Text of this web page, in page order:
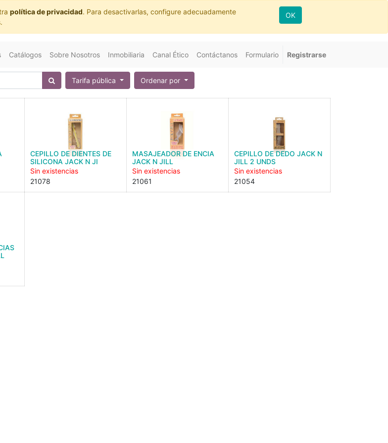
política de privacidad. Para desactivarlas, configure adecuadamente
OK
Catálogos Sobre Nosotros Inmobiliaria Canal Ético Contáctanos Formulario Registrarse
Tarifa pública Ordenar por
CEPILLO DE DIENTES DE
SILICONA JACK N JI
Sin existencias
21078
MASAJEADOR DE ENCIA
JACK N JILL
Sin existencias
21061
CEPILLO DE DEDO JACK N
JILL 2 UNDS
Sin existencias
21054